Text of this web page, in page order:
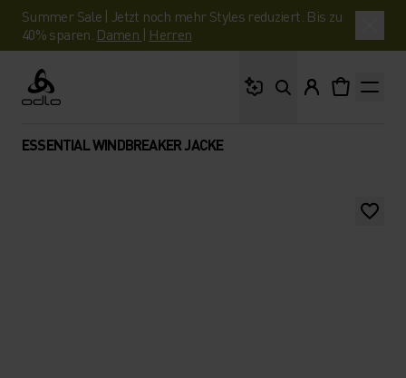
Summer Sale | Jetzt noch mehr Styles reduziert. Bis zu
40% sparen. Damen | Herren
Odlo
ESSENTIAL WINDBREAKER JACKE